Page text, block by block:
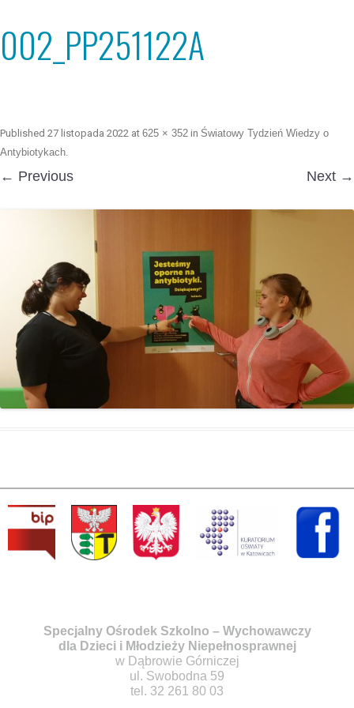
002_PP251122A
Published 27 listopada 2022 at 625 × 352 in Światowy Tydzień Wiedzy o
Antybiotykach.
← Previous Next →
Specjalny Ośrodek Szkolno – Wychowawczy
dla Dzieci i Młodzieży Niepełnosprawnej
w Dąbrowie Górniczej
ul. Swobodna 59
tel. 32 261 80 03